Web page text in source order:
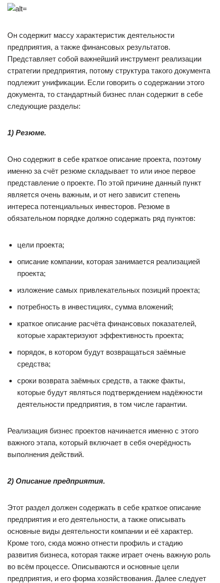
Он содержит массу характеристик деятельности
предприятия, а также финансовых результатов.
Представляет собой важнейший инструмент реализации
стратегии предприятия, потому структура такого документа
подлежит унификации. Если говорить о содержании этого
документа, то стандартный бизнес план содержит в себе
следующие разделы:
1) Резюме.
Оно содержит в себе краткое описание проекта, поэтому
именно за счёт резюме складывает то или иное первое
представление о проекте. По этой причине данный пункт
является очень важным, и от него зависит степень
интереса потенциальных инвесторов. Резюме в
обязательном порядке должно содержать ряд пунктов:
цели проекта;
описание компании, которая занимается реализацией
проекта;
изложение самых привлекательных позиций проекта;
потребность в инвестициях, сумма вложений;
краткое описание расчёта финансовых показателей,
которые характеризуют эффективность проекта;
порядок, в котором будут возвращаться заёмные
средства;
сроки возврата заёмных средств, а также факты,
которые будут являться подтверждением надёжности
деятельности предприятия, в том числе гарантии.
Реализация бизнес проектов начинается именно с этого
важного этапа, который включает в себя очерёдность
выполнения действий.
2) Описание предприятия.
Этот раздел должен содержать в себе краткое описание
предприятия и его деятельности, а также описывать
основные виды деятельности компании и её характер.
Кроме того, сюда можно отнести профиль и стадию
развития бизнеса, которая также играет очень важную роль
во всём процессе. Описываются и основные цели
предприятия, и его форма хозяйствования. Далее следует